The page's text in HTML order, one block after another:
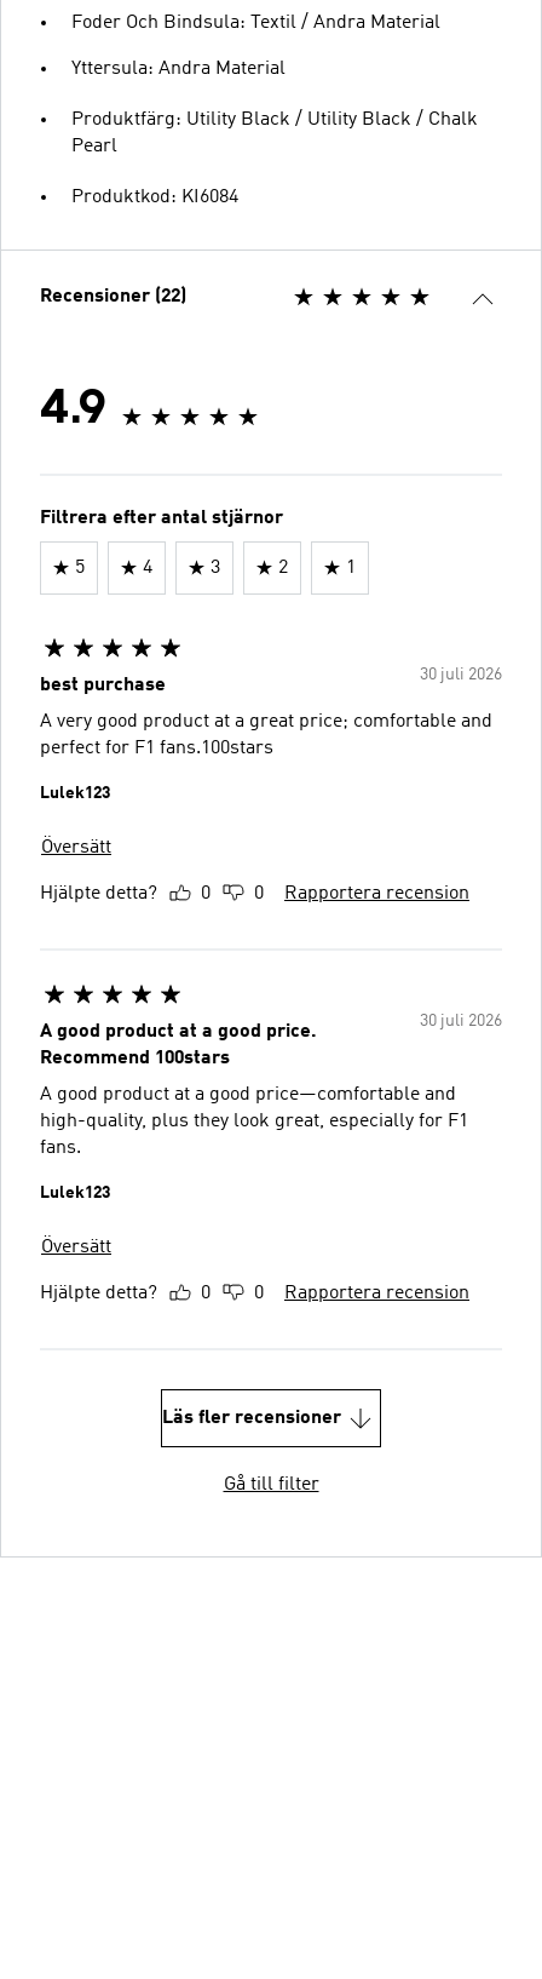
Foder Och Bindsula: Textil / Andra Material
Yttersula: Andra Material
Produktfärg: Utility Black / Utility Black / Chalk
Pearl
Produktkod: KI6084
Recensioner (22)
4.9
Filtrera efter antal stjärnor
5 4 3 2 1
30 juli 2026
best purchase
A very good product at a great price; comfortable and
perfect for F1 fans.100stars
Lulek123
Översätt
Hjälpte detta? 0 0 Rapportera recension
30 juli 2026
A good product at a good price.
Recommend 100stars
A good product at a good price—comfortable and
high-quality, plus they look great, especially for F1
fans.
Lulek123
Översätt
Hjälpte detta? 0 0 Rapportera recension
Läs fler recensioner
Gå till filter